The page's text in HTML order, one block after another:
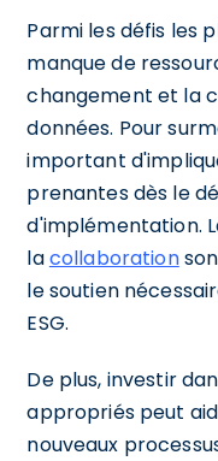
Parmi les défis les
manque de
changement et la
données. Pour
important
prenantes dès le
d'implémentation.
lacollaboration
le soutien
ESG.
De plus, investir
appropriés peut
nouveaux